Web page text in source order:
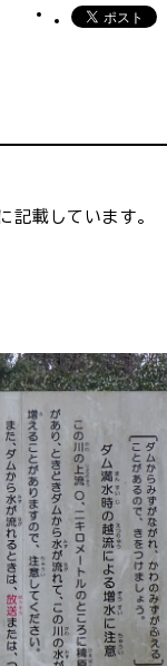
・ケガ
リサイクル
載しています。